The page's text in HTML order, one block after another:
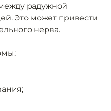
радужной
Это может привести
нерва.